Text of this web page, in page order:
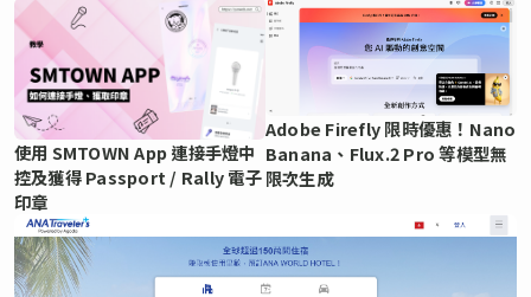
使用 SMTOWN App 連接手燈中
控及獲得 Passport / Rally 電子
印章
Adobe Firefly 限時優惠！Nano
Banana、Flux.2 Pro 等模型無
限次生成